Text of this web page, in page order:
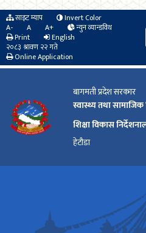
साइट म्याप
Invert Color
A-
A A+
न्युन व्यान्डविथ
Print
English
२०८३ श्रावण २२ गते
Online Application
बागमती प्रदेश सरकार
स्वास्थ्य तथा
शिक्षा विकास
हेटौडा